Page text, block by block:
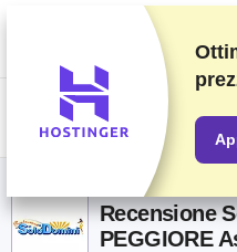
Classifichiamo i fornitori in base a
anche in considerazione la tua
gli stessi fornitori. Questa pagina
sulla pubblicità
Recensione
PEGGIORE